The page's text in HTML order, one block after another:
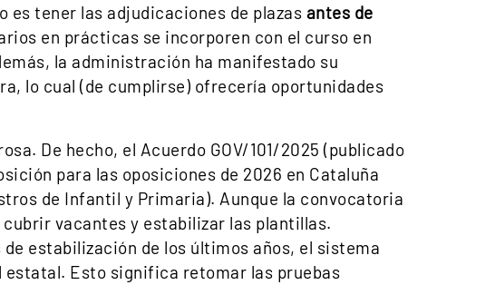
es tener las adjudicaciones de plazas antes de
en prácticas se incorporen con el curso en
la administración ha manifestado su
lo cual (de cumplirse) ofrecería oportunidades
De hecho, el Acuerdo GOV/101/2025 (publicado
para las oposiciones de 2026 en Cataluña
de Infantil y Primaria). Aunque la convocatoria
vacantes y estabilizar las plantillas.
estabilización de los últimos años, el sistema
estatal. Esto significa retomar las pruebas